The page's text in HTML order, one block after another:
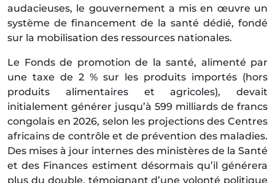
audacieuses, le gouvernement a mis en œuvre un
système de financement de la santé dédié, fondé
sur la mobilisation des ressources nationales.
Le Fonds de promotion de la santé, alimenté par
une taxe de 2 % sur les produits importés (hors
produits alimentaires et agricoles), devait
initialement générer jusqu’à 599 milliards de francs
congolais en 2026, selon les projections des Centres
africains de contrôle et de prévention des maladies.
Des mises à jour internes des ministères de la Santé
et des Finances estiment désormais qu’il générera
plus du double, témoignant d’une volonté politique